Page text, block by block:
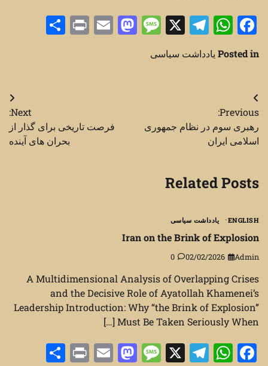
Facebook
WhatsApp
Telegram
X
Message
Mastodon
Email
Print
Posted in یادداشت سیاسی
راهبری
نوشته
Previous:
رهبری سوم در نظام جمهوری
اسلامی ایران
Next:
فرصت‌ تاریخی برای گذار از
بحران های آینده
Related Posts
ENGLISH یادداشت سیاسی
Iran on the Brink of Explosion
Admin
02/02/2026
0
A Multidimensional Analysis of Overlapping Crises
and the Decisive Role of Ayatollah Khamenei’s
Leadership Introduction: Why “the Brink of Explosion”
Must Be Taken Seriously When […]
Facebook
WhatsApp
Telegram
X
Message
Mastodon
Email
Print